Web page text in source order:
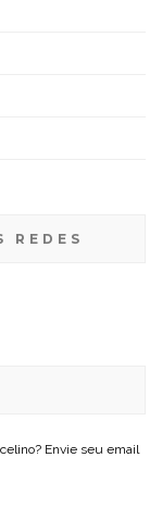
REDES
Envie seu email